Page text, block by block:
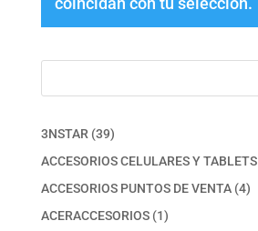
3NSTAR 3939
productos
ACCESORIOS CELULARES Y TABLETS
ACCESORIOS PUNTOS DE VENTA 44
ACERACCESORIOS 11